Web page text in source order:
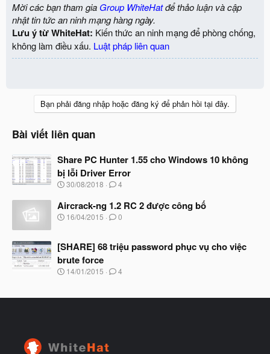
Mời các bạn tham gia Group WhiteHatđể thảo luận và cập
nhật tin tức an ninh mạng hàng ngày.
Lưu ý từ WhiteHat: Kiến thức an ninh mạng để phòng chống,
không làm điều xấu. Luật pháp liên quan
Bạn phải đăng nhập hoặc đăng ký để phản hồi tại đây.
Bài viết liên quan
Share PC Hunter 1.55 cho Windows 10 không
bị lỗi Driver Error
N
à
y
b
t
đ
ầ
u
30/08/2018 4
Aircrack-ng 1.2 RC 2 được công bố
N
y
ắ
t
16/04/2015 0
[SHARE] 68 triệu password phục vụ cho việc
brute force
N
y
ầ
14/01/2015 4